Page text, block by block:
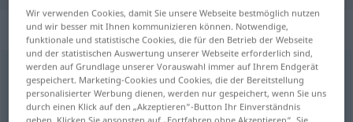
„Kolbenverdrängung“: Femininum
Kolbenverdrängungf
Übersicht aller Übersetzungen
Wir verwenden Cookies, damit Sie unsere Webseite bestmöglich nutzen
und wir besser mit Ihnen kommunizieren können. Notwendige,
funktionale und statistische Cookies, die für den Betrieb der Webseite
und der statistischen Auswertung unserer Webseite erforderlich sind,
werden auf Grundlage unserer Vorauswahl immer auf Ihrem Endgerät
gespeichert. Marketing-Cookies und Cookies, die der Bereitstellung
personalisierter Werbung dienen, werden nur gespeichert, wenn Sie uns
durch einen Klick auf den „Akzeptieren“-Button Ihr Einverständnis
geben. Klicken Sie ansonsten auf „Fortfahren ohne Akzeptieren“. Sie